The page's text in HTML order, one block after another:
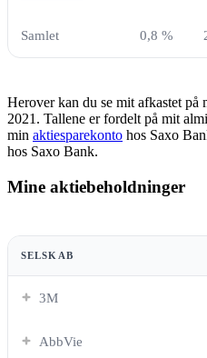
Samlet 0,8 %
Herover kan du se mit afkastet
2021. Tallene er fordelt på mit
min aktiesparekonto hos Saxo
hos Saxo Bank.
Mine aktiebeholdninger
SELSKAB
3M
AbbVie